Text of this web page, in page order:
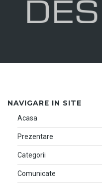
NAVIGARE IN SITE
Acasa
Prezentare
Categorii
Comunicate